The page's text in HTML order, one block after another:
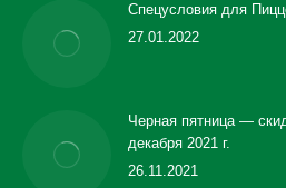
Спецусловия для
27.01.2022
Черная пятница —
декабря 2021 г.
26.11.2021